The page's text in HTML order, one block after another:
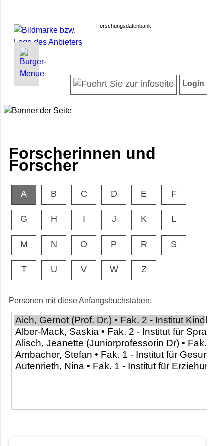
Forschungsdatenbank
INFORMATIONEN | SUCHEN
Forscherinnen und Forscher
Barrierefreiheit
LOGIN
Login
Forscherinnen und
Forscher
A B C D E F
G H I J K L
M N O P R S
T U V W Z
Personen mit diese Anfangsbuchstaben: